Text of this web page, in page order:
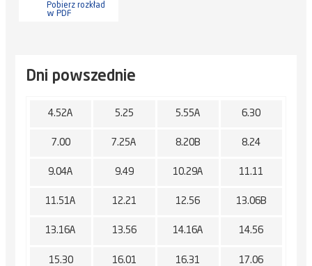
Pobierz rozkład
w PDF
Dni powszednie
4.52A 5.25 5.55A 6.30
7.00 7.25A 8.20B 8.24
9.04A 9.49 10.29A 11.11
11.51A 12.21 12.56 13.06B
13.16A 13.56 14.16A 14.56
15.30 16.01 16.31 17.06